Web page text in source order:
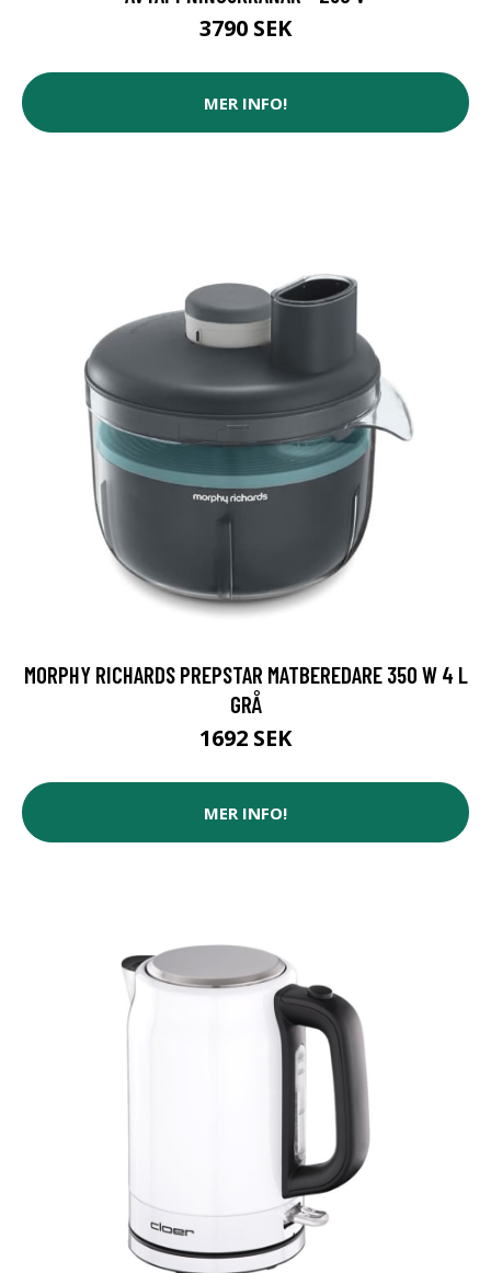
3790 SEK
MER INFO!
MORPHY RICHARDS PREPSTAR MATBEREDARE 350 W 4 L
GRÅ
1692 SEK
MER INFO!